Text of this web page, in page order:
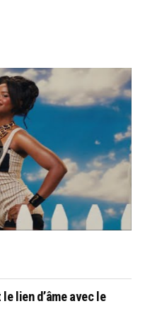
lien d’âme avec le